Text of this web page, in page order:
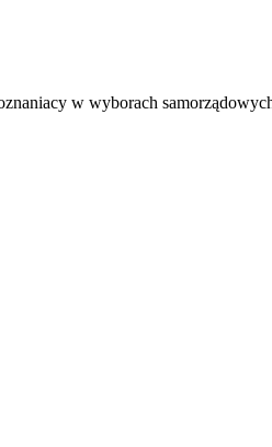
w wyborach